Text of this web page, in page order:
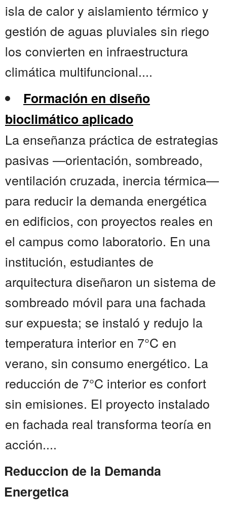
isla de calor y aislamiento térmico y
gestión de aguas pluviales sin riego
los convierten en infraestructura
climática multifuncional....
Formación en diseño
bioclimático aplicado
La enseñanza práctica de estrategias
pasivas —orientación, sombreado,
ventilación cruzada, inercia térmica—
para reducir la demanda energética
en edificios, con proyectos reales en
el campus como laboratorio. En una
institución, estudiantes de
arquitectura diseñaron un sistema de
sombreado móvil para una fachada
sur expuesta; se instaló y redujo la
temperatura interior en 7°C en
verano, sin consumo energético. La
reducción de 7°C interior es confort
sin emisiones. El proyecto instalado
en fachada real transforma teoría en
acción....
Reduccion de la Demanda
Energetica